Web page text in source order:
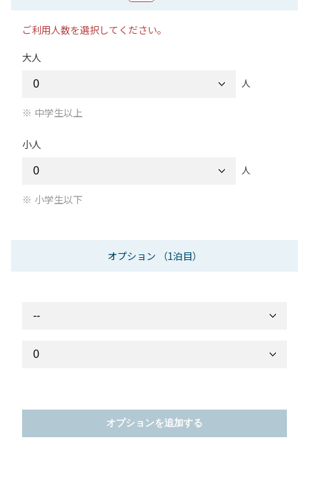
ご利用人数を選択してください。
大人
人
中学生以上
小人
人
小学生以下
オプション （1泊目）
オプションを追加する